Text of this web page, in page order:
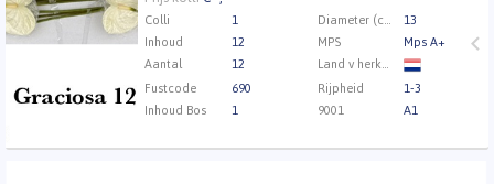
Colli 1
13
Inhoud
12 MPS
Mps A+
Aantal
12
Fustcode
690 Rijpheid
1-3
Inhoud Bos
1 9001 A1